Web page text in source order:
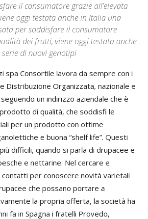
il consumatore grazie all’elevata
oggi testata anche in Italia una
per soddisfare il consumatore
dei frutti, viene oggi testata anche
di nuovi genotipi
spa Consortile lavora da sempre con i
Distribuzione Organizzata, nazionale e
un indirizzo aziendale che è
di qualità, che soddisfi le
per un prodotto con ottime
e buona “shelf life”. Questi
difficili, quando si parla di drupacee e
e nettarine. Nel cercare e
per conoscere novità varietali
che possano portare a
la propria offerta, la società ha
fa in Spagna i fratelli Provedo,